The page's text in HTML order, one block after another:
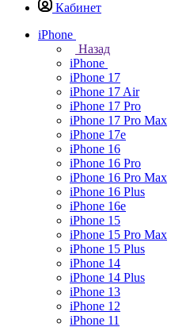
Кабинет
iPhone
Назад
iPhone
iPhone 17
iPhone 17 Air
iPhone 17 Pro
iPhone 17 Pro Max
iPhone 17e
iPhone 16
iPhone 16 Pro
iPhone 16 Pro Max
iPhone 16 Plus
iPhone 16e
iPhone 15
iPhone 15 Pro Max
iPhone 15 Plus
iPhone 14
iPhone 14 Plus
iPhone 13
iPhone 12
iPhone 11